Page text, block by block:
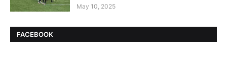
May 10, 2025
FACEBOOK